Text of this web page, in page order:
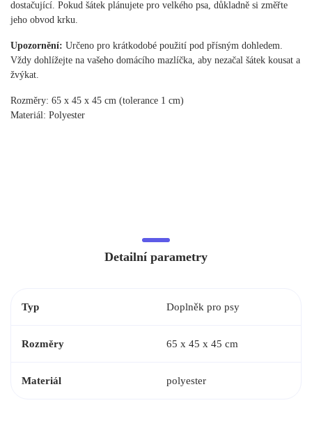
dostačující. Pokud šátek plánujete pro velkého psa, důkladně si změřte
jeho obvod krku.
Upozornění: Určeno pro krátkodobé použití pod přísným dohledem.
Vždy dohlížejte na vašeho domácího mazlíčka, aby nezačal šátek kousat a
žvýkat.
Rozměry: 65 x 45 x 45 cm (tolerance 1 cm)
Materiál: Polyester
Detailní parametry
Typ Doplněk pro psy
Rozměry 65 x 45 x 45 cm
Materiál polyester